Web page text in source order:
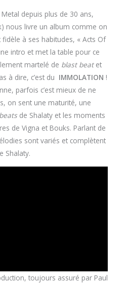
depuis plus de 30 ans,
nous livre un album comme on
à ses habitudes, « Acts Of
intro et met la table pour ce
martelé de blast beatet
à dire, c’est du IMMOLATION !
parfois c’est mieux de ne
on sent une maturité, une
de Shalaty et les moments
de Vigna et Bouks. Parlant de
sont variés et complètent
Shalaty.
toujours assuré par Paul